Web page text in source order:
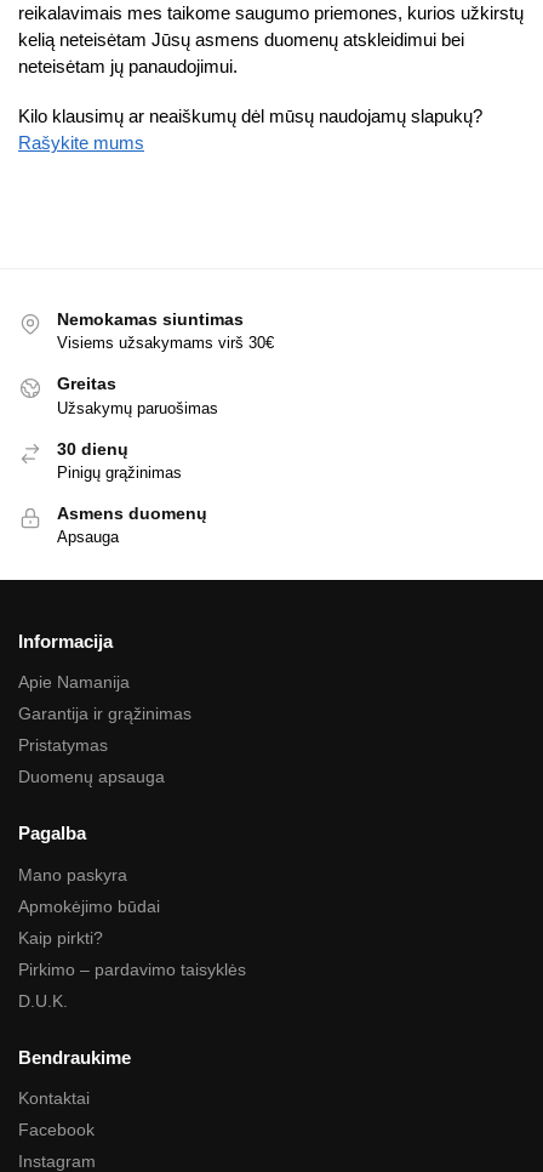
reikalavimais mes taikome saugumo priemones, kurios užkirstų
kelią neteisėtam Jūsų asmens duomenų atskleidimui bei
neteisėtam jų panaudojimui.
Kilo klausimų ar neaiškumų dėl mūsų naudojamų slapukų?
Rašykite mums
Nemokamas siuntimas
Visiems užsakymams virš 30€
Greitas
Užsakymų paruošimas
30 dienų
Pinigų grąžinimas
Asmens duomenų
Apsauga
Informacija
Apie Namanija
Garantija ir grąžinimas
Pristatymas
Duomenų apsauga
Pagalba
Mano paskyra
Apmokėjimo būdai
Kaip pirkti?
Pirkimo – pardavimo taisyklės
D.U.K.
Bendraukime
Kontaktai
Facebook
Instagram